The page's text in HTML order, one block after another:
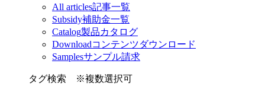
All articles記事一覧
Subsidy補助金一覧
Catalog製品カタログ
Downloadコンテンツダウンロード
Samplesサンプル請求
タグ検索 ※複数選択可